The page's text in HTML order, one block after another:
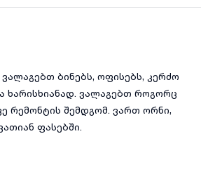
ბინებს, ოფისებს, კერძო
ხარისხიანად. ვალაგებთ როგორც
რემონტის შემდგომ. ვართ ორნი,
ფასებში.